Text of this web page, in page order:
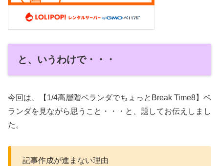
と、いうわけで・・・
今回は、【1/4高層階ベランダでちょっとBreak Time8】ベ
ランダを見ながら思うこと・・・と、題してお伝えしまし
た。
記事作成が進まない理由